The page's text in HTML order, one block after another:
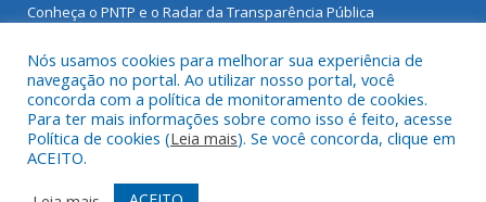
Conheça o PNTP e o Radar da Transparência Pública
Todos os direitos reservados a Prefeitura Municipal de Santarém
Novo.
Mapa do Site Acessar Área Administrativa
Nós usamos cookies para melhorar sua experiência de
navegação no portal. Ao utilizar nosso portal, você
concorda com a política de monitoramento de cookies.
Para ter mais informações sobre como isso é feito, acesse
Política de cookies (Leia mais). Se você concorda, clique em
ACEITO.